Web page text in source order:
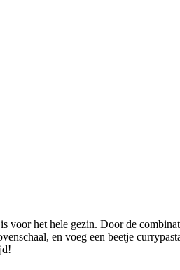
voor het hele gezin. Door de
en voeg een beetje